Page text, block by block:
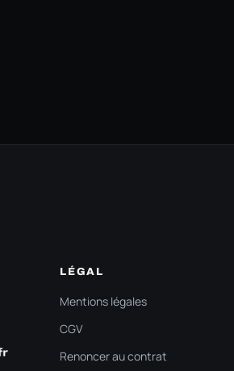
LÉGAL
Mentions légales
CGV
Renoncer au contrat